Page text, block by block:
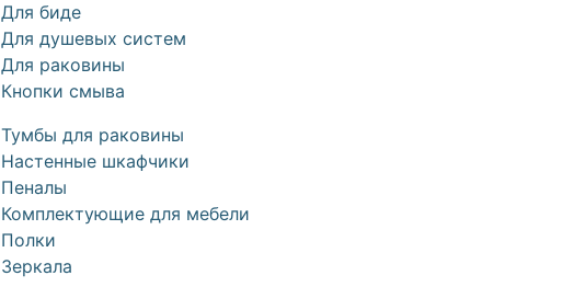
Для биде
Для душевых систем
Для раковины
Кнопки смыва
Тумбы для раковины
Настенные шкафчики
Пеналы
Комплектующие для мебели
Полки
Зеркала